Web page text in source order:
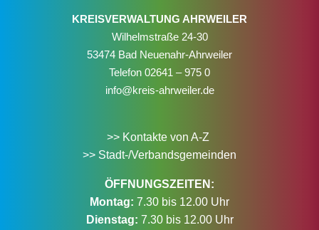
KREISVERWALTUNG AHRWEILER
Wilhelmstraße 24-30
53474 Bad Neuenahr-Ahrweiler
Telefon 02641 – 975 0
info@kreis-ahrweiler.de
>> Kontakte von A-Z
>> Stadt-/Verbandsgemeinden
ÖFFNUNGSZEITEN:
Montag: 7.30 bis 12.00 Uhr
Dienstag: 7.30 bis 12.00 Uhr